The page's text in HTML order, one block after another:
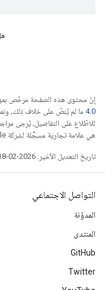
إنّ محتوى هذه الصفحة مرخّص
4.0‏ ما لم يُنصّ على خلاف ذلك،
للاطّلاع على التفاصيل، يُرجى
هي علامة تجارية مسجَّلة لشركة Oracle و/أو شركائها التابعين.
تاريخ التعديل الأخير: 2026-02-18 (حسب التوقيت العالمي المتفَّق عليه)
التواصل الاجتماعي
المدوّنة
المنتدى
GitHub
Twitter